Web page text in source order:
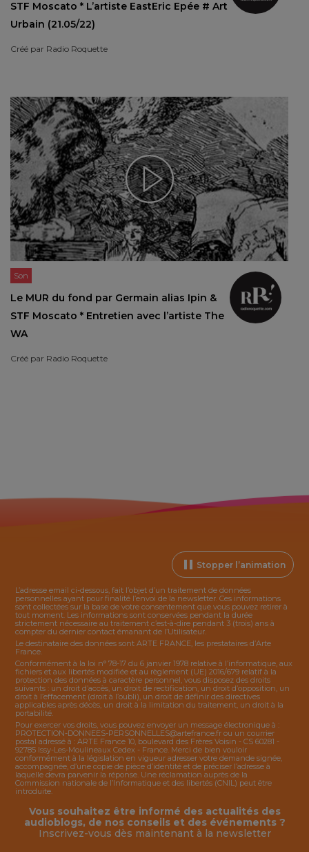
STF Moscato * L’artiste EastEric Epée # Art
Urbain (21.05/22)
Créé par Radio Roquette
Son
Le MUR du fond par Germain alias Ipin &
STF Moscato * Entretien avec l’artiste The
WA
Créé par Radio Roquette
Stopper l’animation
L’adresse email ci-dessous, fait l’objet d’un traitement de données
personnelles ayant pour finalité l’envoi de la newsletter. Ces informations
sont collectées sur la base de votre consentement que vous pouvez retirer à
tout moment. Les informations sont conservées pendant la durée
strictement nécessaire au traitement c’est-à-dire pendant 3 (trois) ans à
compter du dernier contact émanant de l’Utilisateur.
Le destinataire des données sont ARTE FRANCE, les prestataires d’Arte
France.
Conformément à la loi n° 78-17 du 6 janvier 1978 relative à l’informatique, aux
fichiers et aux libertés modifiée et au règlement (UE) 2016/679 relatif à la
protection des données à caractère personnel, vous disposez des droits
suivants : un droit d’accès, un droit de rectification, un droit d’opposition, un
droit à l’effacement (droit à l’oubli), un droit de définir des directives
applicables après décès, un droit à la limitation du traitement, un droit à la
portabilité.
Pour exercer vos droits, vous pouvez envoyer un message électronique à :
PROTECTION-DONNEES-PERSONNELLES@artefrance.fr ou un courrier
postal adressé à : ARTE France 10, boulevard des Frères Voisin - CS 60281 -
92785 Issy-Les-Moulineaux Cedex - France. Merci de bien vouloir
conformément à la législation en vigueur adresser votre demande signée,
accompagnée, d’une copie de pièce d’identité et de préciser l’adresse à
laquelle devra parvenir la réponse. Une réclamation auprès de la
Commission nationale de l’Informatique et des libertés (CNIL) peut être
introduite.
Vous souhaitez être informé des actualités des
audioblogs, de nos conseils et des événements ?
Inscrivez-vous dès maintenant à la newsletter